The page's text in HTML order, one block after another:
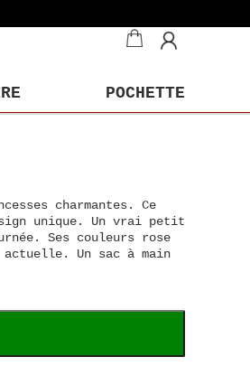
POCHETTE
charmantes. Ce
unique. Un vrai petit
Ses couleurs rose
actuelle. Un sac à main